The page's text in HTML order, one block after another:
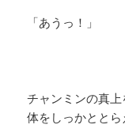
「あうっ！」
チャンミンの真
体をしっかととら